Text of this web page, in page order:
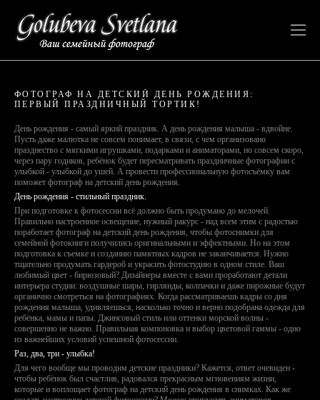
ФОТОГРАФ НА ДЕТСКИЙ ДЕНЬ РОЖДЕНИЯ:
ПЕРВЫЙ ПРАЗДНИЧНЫЙ ТОРТИК!
День рождения - самый яркий праздник. А день рождения малыша - вдвойне.
Пусть даже малютка не совсем понимает, в связи, с чем организовано
празднество с мягкими игрушками, подарками и аниматорами, но совсем скоро,
через пару годиков, ребёнок будет пересматривать праздничные фотографии с
улыбкой - улыбкой до ушей. А провести профессиональную фотосъёмку вам
поможет фотограф на детский день рождения.
День рождения - стильный праздник.
При подготовке к фотосессии всё должно быть продумано до мелочей.
Правильно настроенное освещение, нужный ракурс - над всем этим с радостью
поработает фотограф на детский день рождения, чтобы фотоснимки для
семейной фотокниги получились оригинальными и эффектными. Но на этом
подготовка к съемке и созданию памятных кадров не заканчивается. Нужно
тщательно продумать гардероб и украсить фотостудию в одном стиле. Ваш
любимый цвет - бирюзовый? Дизайнеры вместе с вами проработают детали
интерьера студии: воздушные шары, гирлянды, колпачки и даже пирожные будут
органично смотреться на фотографиях. Когда рассматриваешь кадры со дня
рождения малыша, удивляешься, насколько точно и верно подобрана одежда для
ребёнка, мамы и папы. Джинсовый стиль или оттенки морской волны -
совершенно не важно. Правильная компоновка и выбор цветовой гаммы - одно
из важнейших условий успешной фотосессии.
Раз, два, три - улыбка!
Для чего вообще мы проводим детские праздники? Кажется, ответ очевиден -
чтобы ребёнок был счастлив, радовался прекрасным мгновениям жизни,
которые и воплощает фотограф на детский день рождения в снимках. Как же